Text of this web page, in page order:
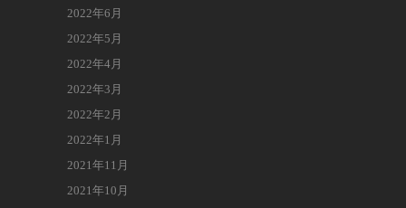
2022年6月
2022年5月
2022年4月
2022年3月
2022年2月
2022年1月
2021年11月
2021年10月